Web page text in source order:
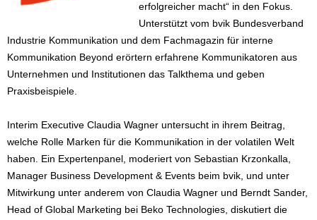
erfolgreicher macht“ in den Fokus.
Unterstützt vom bvik Bundesverband
Industrie Kommunikation und dem Fachmagazin für interne
Kommunikation Beyond erörtern erfahrene Kommunikatoren aus
Unternehmen und Institutionen das Talkthema und geben
Praxisbeispiele.
Interim Executive Claudia Wagner untersucht in ihrem Beitrag,
welche Rolle Marken für die Kommunikation in der volatilen Welt
haben. Ein Expertenpanel, moderiert von Sebastian Krzonkalla,
Manager Business Development & Events beim bvik, und unter
Mitwirkung unter anderem von Claudia Wagner und Berndt Sander,
Head of Global Marketing bei Beko Technologies, diskutiert die